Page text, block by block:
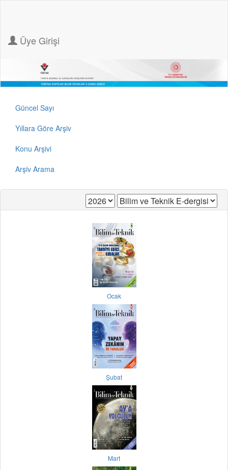
Üye Girişi
Güncel Sayı
Yıllara Göre Arşiv
Konu Arşivi
Arşiv Arama
Ocak
Şubat
Mart